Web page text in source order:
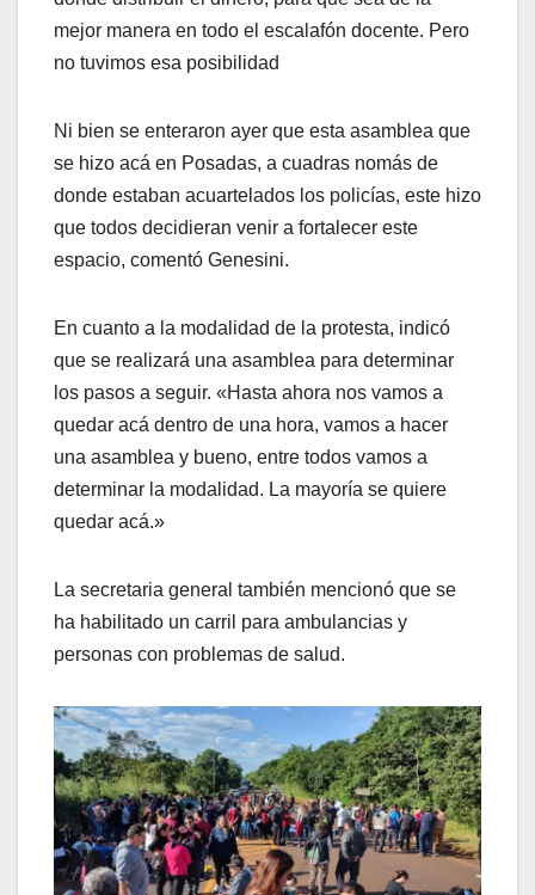
mejor manera en todo el escalafón docente. Pero
no tuvimos esa posibilidad
Ni bien se enteraron ayer que esta asamblea que
se hizo acá en Posadas, a cuadras nomás de
donde estaban acuartelados los policías, este hizo
que todos decidieran venir a fortalecer este
espacio, comentó Genesini.
En cuanto a la modalidad de la protesta, indicó
que se realizará una asamblea para determinar
los pasos a seguir. «Hasta ahora nos vamos a
quedar acá dentro de una hora, vamos a hacer
una asamblea y bueno, entre todos vamos a
determinar la modalidad. La mayoría se quiere
quedar acá.»
La secretaria general también mencionó que se
ha habilitado un carril para ambulancias y
personas con problemas de salud.